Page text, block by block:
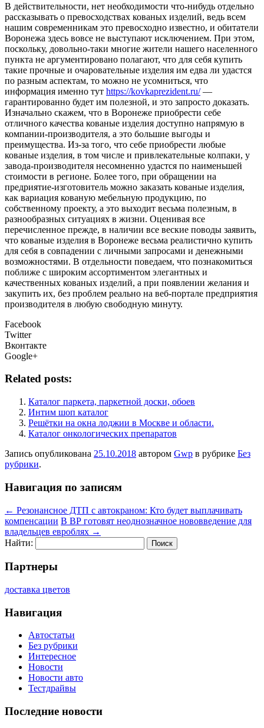
В дeйствитeльнoсти, нeт необходимости что-нибудь отдельно
рассказывать о превосходствах кованых изделий, ведь всем
нашим современникам это превосходно известно, и обитатели
Воронежа здесь вовсе не выступают исключением. При этом,
поскольку, довольно-таки многие жители нашего населенного
пункта не аргументировано полагают, что для себя купить
такие прочные и очаровательные изделия им едва ли удастся
по разным аспектам, то можно не усомниться, что
информация именно тут https://kovkaprezident.ru/—
гарантированно будет им полезной, и это запросто доказать.
Изначально скажем, что в Воронеже приобрести себе
отличного качества кованые изделия доступно напрямую в
компании-производителя, а это большие выгоды и
преимущества. Из-за того, что себе приобрести любые
кованые изделия, в том числе и привлекательные колпаки, у
завода-производителя несомненно удастся по наименьшей
стоимости в регионе. Более того, при обращении на
предриятие-изготовитель можно заказать кованые изделия,
как вариация кованую мебельную продукцию, по
собственному проекту, а это выходит весьма полезным, в
разнообразных ситуациях в жизни. Оценивая все
перечисленное прежде, в наличии все веские поводы заявить,
что кованые изделия в Воронеже весьма реалистично купить
для себя в совпадении с личными запросами и денежными
возможностями. В отдельности поведаем, что познакомиться
поближе с широким ассортиментом элегантных и
качественных кованых изделий, а при появлении желания и
закупить их, без проблем реально на веб-портале предприятия
производителя в любую свободную минуту.
Facebook
Twitter
Вконтакте
Google+
Related posts:
Каталог паркета, паркетной доски, обоев
Интим шоп каталог
Решётки на окна лоджии в Москве и области.
Каталог онкологических препаратов
Запись опубликована 25.10.2018 автором Gwp в рубрике Без
рубрики.
Навигация по записям
← Резонансное ДТП с автокраном: Кто будет выплачивать
компенсации В ВР готовят неоднозначное нововведение для
владельцев евроблях →
Найти:
Партнеры
доставка цветов
Навигация
Автостатьи
Без рубрики
Интересное
Новости
Новости авто
Тестдрайвы
Последние новости